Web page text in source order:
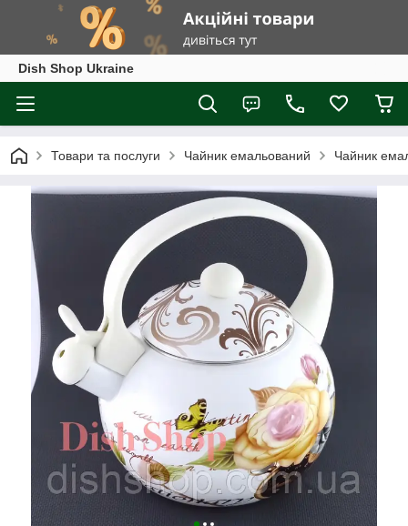
Dish Shop Ukraine
Товари та послуги Чайник емальований Чайник